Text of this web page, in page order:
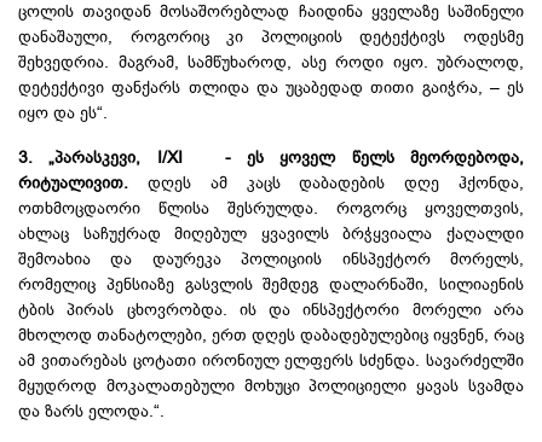
ცოლის თავიდან მოსაშორებლად ჩაიდინა ყველაზე საშინელი
დანაშაული, როგორიც კი პოლიციის დეტექტივს ოდესმე
შეხვედრია. მაგრამ, სამწუხაროდ, ასე როდი იყო. უბრალოდ,
დეტექტივი ფანქარს თლიდა და უცაბედად თითი გაიჭრა, – ეს
იყო და ეს“.
3. „პარასკევი, I/XI - ეს ყოველ წელს მეორდებოდა,
რიტუალივით. დღეს ამ კაცს დაბადების დღე ჰქონდა,
ოთხმოცდაორი წლისა შესრულდა. როგორც ყოველთვის,
ახლაც საჩუქრად მიღებულ ყვავილს ბრჭყვიალა ქაღალდი
შემოახია და დაურეკა პოლიციის ინსპექტორ მორელს,
რომელიც პენსიაზე გასვლის შემდეგ დალარნაში, სილიაენის
ტბის პირას ცხოვრობდა. ის და ინსპექტორი მორელი არა
მხოლოდ თანატოლები, ერთ დღეს დაბადებულებიც იყვნენ, რაც
ამ ვითარებას ცოტათი ირონიულ ელფერს სძენდა. სავარძელში
მყუდროდ მოკალათებული მოხუცი პოლიციელი ყავას სვამდა
და ზარს ელოდა.“.